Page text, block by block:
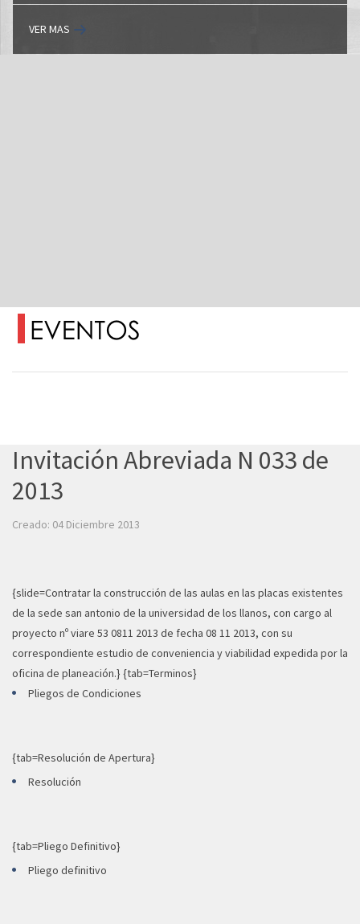
VER MAS
Invitación Abreviada N 033 de
2013
Creado: 04 Diciembre 2013
{slide=Contratar la construcción de las aulas en las placas existentes
de la sede san antonio de la universidad de los llanos, con cargo al
proyecto nº viare 53 0811 2013 de fecha 08 11 2013, con su
correspondiente estudio de conveniencia y viabilidad expedida por la
oficina de planeación.} {tab=Terminos}
Pliegos de Condiciones
{tab=Resolución de Apertura}
Resolución
{tab=Pliego Definitivo}
Pliego definitivo